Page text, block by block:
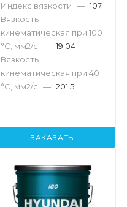
Индекс вязкости — 107
Вязкость
кинематическая при 100
°С, мм2/с — 19.04
Вязкость
кинематическая при 40
°С, мм2/с — 201.5
ЗАКАЗАТЬ